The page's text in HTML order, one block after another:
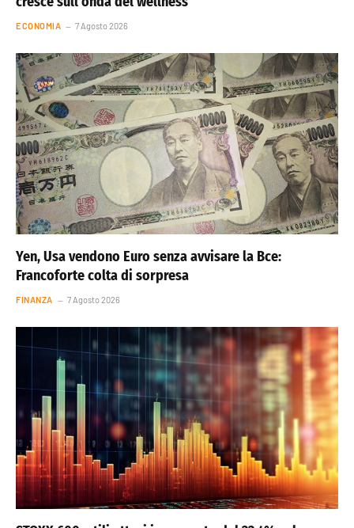
ECONOMIA 7 Agosto 2026
Yen, Usa vendono Euro senza avvisare la Bce:
Francoforte colta di sorpresa
FINANZA 7 Agosto 2026